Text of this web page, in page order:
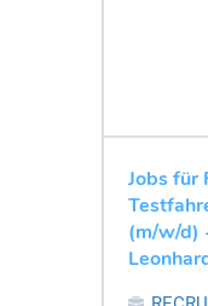
Jobs für
(m/w/d)